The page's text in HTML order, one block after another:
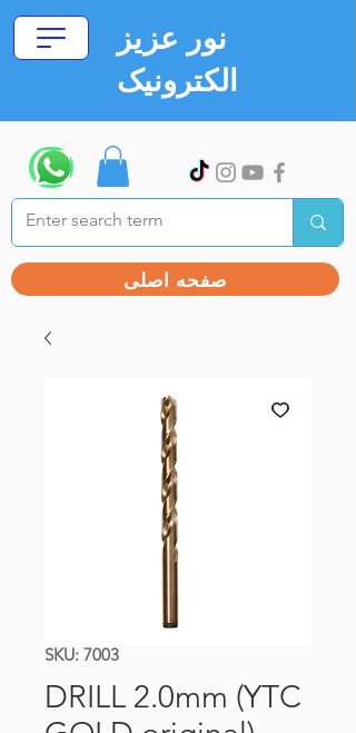
نور عزیز
الکترونیک
صفحه اصلی
SKU: 7003
DRILL 2.0mm (YTC